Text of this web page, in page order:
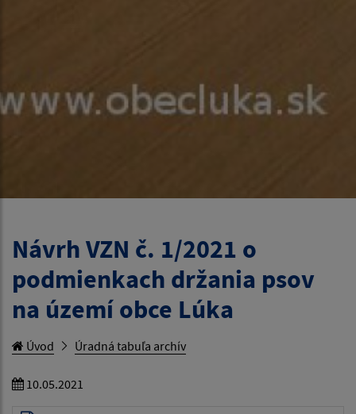
Návrh VZN č. 1/2021 o
podmienkach držania psov
na území obce Lúka
Úvod Úradná tabuľa archív
10.05.2021